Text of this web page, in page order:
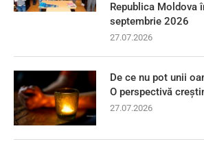
Republica Moldova
septembrie 2026
27.07.2026
De ce nu pot unii
O perspectivă
27.07.2026